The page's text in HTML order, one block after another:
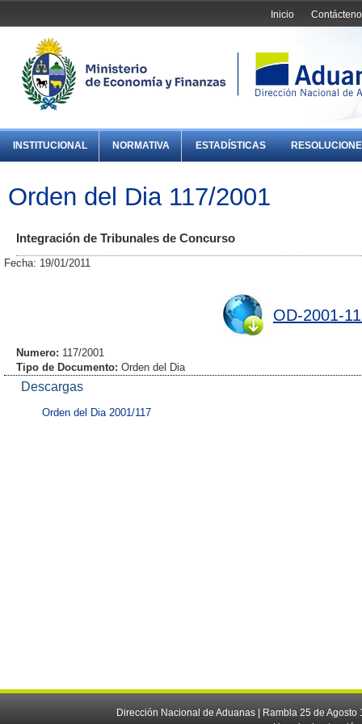
Inicio
INSTITUCIONAL NORMATIVA ESTADÍSTICAS
Orden del Dia 117/2001
Integración de Tribunales de Concurso
Fecha: 19/01/2011
OD-2001-
Numero: 117/2001
Tipo de Documento: Orden del Dia
Descargas
Orden del Dia 2001/117
Dirección Nacional de Aduanas | Rambla 25 de